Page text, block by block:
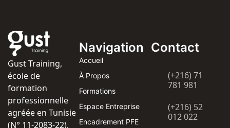
Gust Training,
école de
formation
professionnelle
agréée en Tunisie
(N° 11-2083-22),
Navigation
Accueil
À Propos
Formations
Espace Entreprise
Encadrement PFE
Contact
(+216) 71
781 981
(+216) 52
012 022